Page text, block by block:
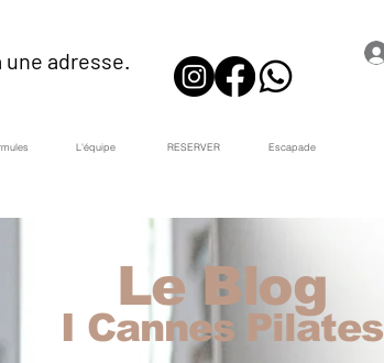
une adresse.
L'équipe RESERVER Escapade
Le Blog
I Cannes Pilates